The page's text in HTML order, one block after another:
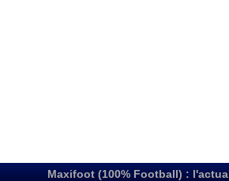
Maxifoot (100% Football) :